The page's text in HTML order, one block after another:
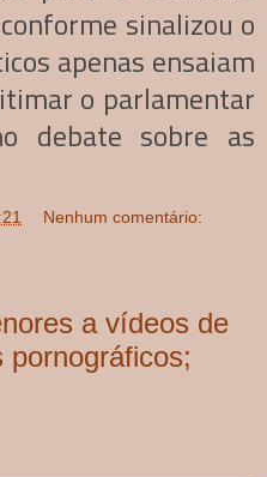
sinalizou o
apenas ensaiam
o parlamentar
debate sobre as
Nenhum comentário:
a vídeos de